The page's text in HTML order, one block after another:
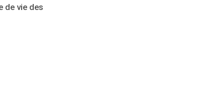
de vie des